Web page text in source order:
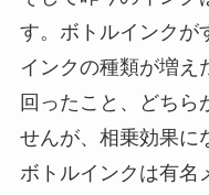
す。ボトルインクが
インクの種類が増え
回ったこと、どちら
せんが、相乗効果に
ボトルインクは有名